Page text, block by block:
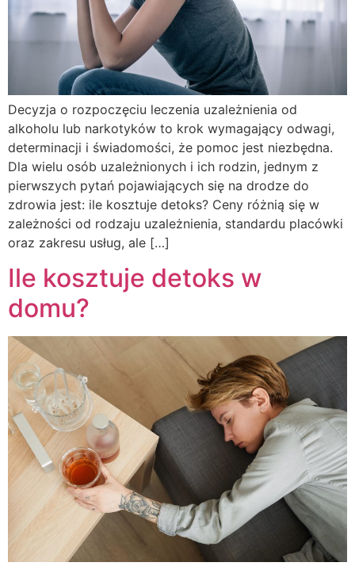
Decyzja o rozpoczęciu leczenia uzależnienia od
alkoholu lub narkotyków to krok wymagający odwagi,
determinacji i świadomości, że pomoc jest niezbędna.
Dla wielu osób uzależnionych i ich rodzin, jednym z
pierwszych pytań pojawiających się na drodze do
zdrowia jest: ile kosztuje detoks? Ceny różnią się w
zależności od rodzaju uzależnienia, standardu placówki
oraz zakresu usług, ale […]
Ile kosztuje detoks w
domu?